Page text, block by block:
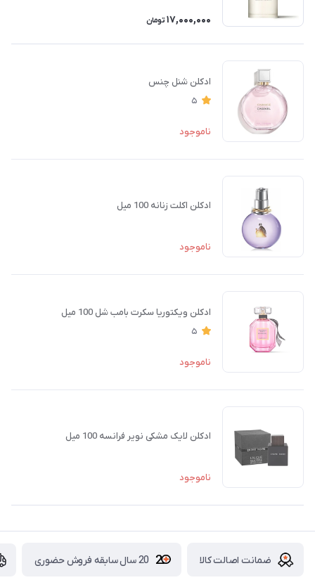
17,000,000 تومان
ادکلن شنل چنس
5
ناموجود
ادکلن اکلت زنانه 100 میل
ناموجود
ادکلن ویکتوریا سکرت بامب شل 100 میل
5
ناموجود
ادکلن لایک مشکی نویر فرانسه 100 میل
ناموجود
ضمانت اصالت کالا 20 سال سابقه فروش حضوری